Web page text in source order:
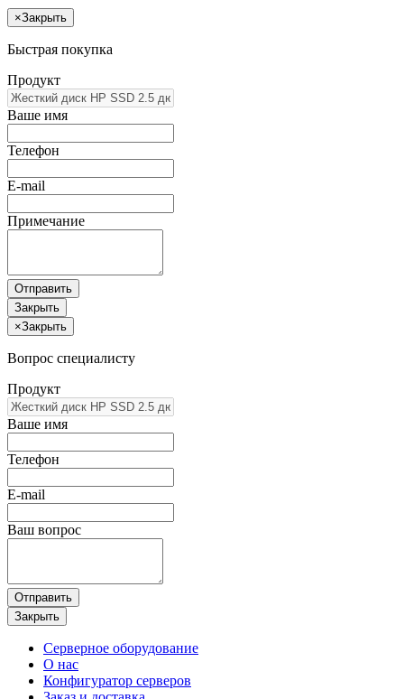
×Закрыть
Быстрая покупка
Продукт
Ваше имя
Телефон
E-mail
Примечание
Отправить
Закрыть
×Закрыть
Вопрос специалисту
Продукт
Ваше имя
Телефон
E-mail
Ваш вопрос
Отправить
Закрыть
Серверное оборудование
О нас
Конфигуратор серверов